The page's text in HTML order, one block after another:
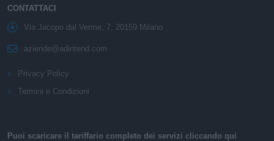
CONTATTACI
Via Jacopo dal Verme, 7, 20159 Milano
aziende@adintend.com
Privacy Policy
Termini e Condizioni
Puoi scaricare il tariffario completo dei servizi cliccando qui